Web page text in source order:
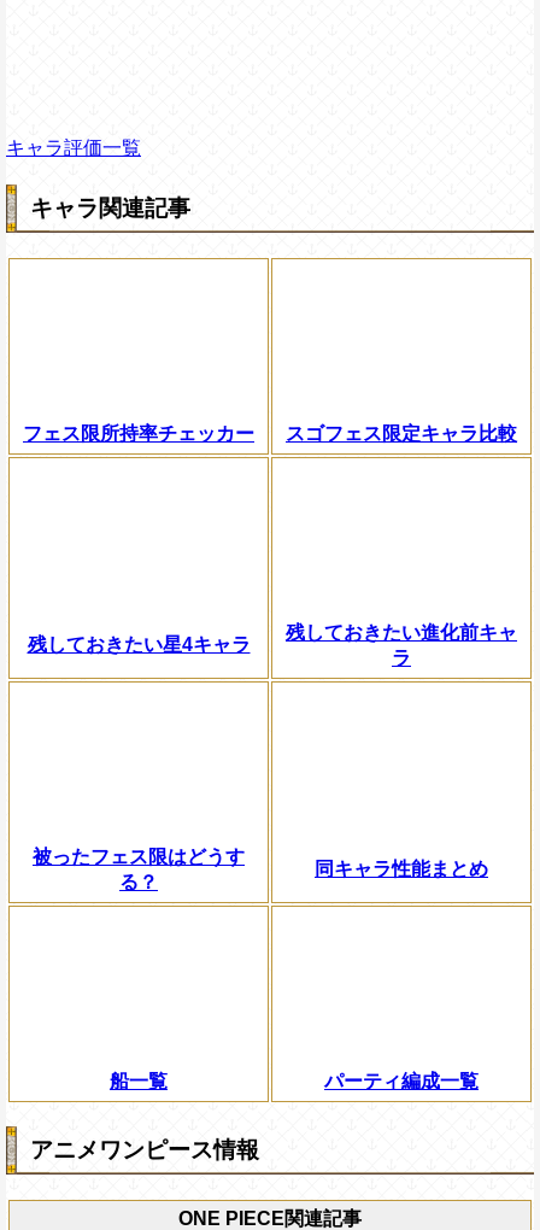
キャラ評価一覧
キャラ関連記事
フェス限所持率チェッカー スゴフェス限定キャラ比較
残しておきたい星4キャラ
残しておきたい進化前キャ
ラ
被ったフェス限はどうす
る？
同キャラ性能まとめ
船一覧 パーティ編成一覧
アニメワンピース情報
ONE PIECE関連記事